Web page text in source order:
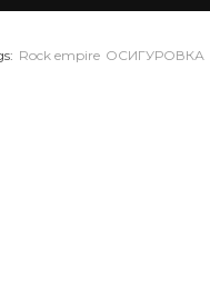
Rock empire ОСИГУРОВКА